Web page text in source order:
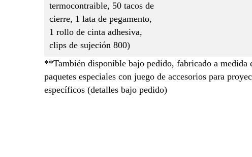
termocontraible, 50 tacos de
cierre, 1 lata de pegamento,
1 rollo de cinta adhesiva,
clips de sujeción 800)
**También disponible bajo pedido, fabricado a medida
paquetes especiales con juego de accesorios para
específicos (detalles bajo pedido)